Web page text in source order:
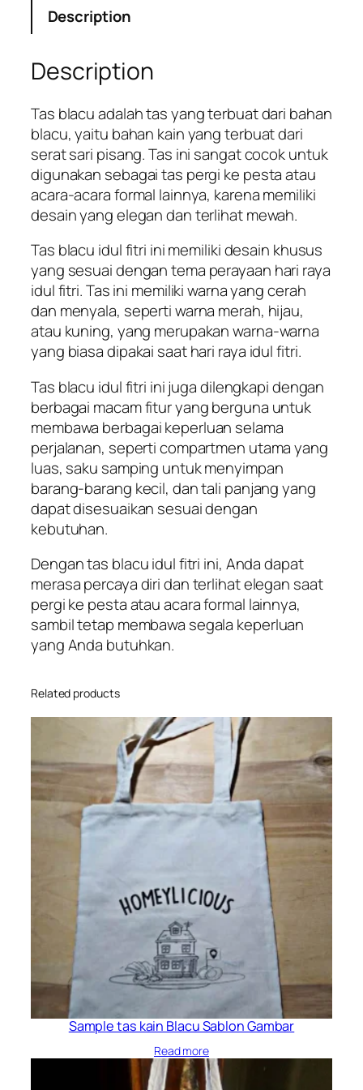
Description
Description
Tas blacu adalah tas yang terbuat dari bahan
blacu, yaitu bahan kain yang terbuat dari
serat sari pisang. Tas ini sangat cocok untuk
digunakan sebagai tas pergi ke pesta atau
acara-acara formal lainnya, karena memiliki
desain yang elegan dan terlihat mewah.
Tas blacu idul fitri ini memiliki desain khusus
yang sesuai dengan tema perayaan hari raya
idul fitri. Tas ini memiliki warna yang cerah
dan menyala, seperti warna merah, hijau,
atau kuning, yang merupakan warna-warna
yang biasa dipakai saat hari raya idul fitri.
Tas blacu idul fitri ini juga dilengkapi dengan
berbagai macam fitur yang berguna untuk
membawa berbagai keperluan selama
perjalanan, seperti compartmen utama yang
luas, saku samping untuk menyimpan
barang-barang kecil, dan tali panjang yang
dapat disesuaikan sesuai dengan
kebutuhan.
Dengan tas blacu idul fitri ini, Anda dapat
merasa percaya diri dan terlihat elegan saat
pergi ke pesta atau acara formal lainnya,
sambil tetap membawa segala keperluan
yang Anda butuhkan.
Related products
Sample tas kain Blacu Sablon Gambar
Read more